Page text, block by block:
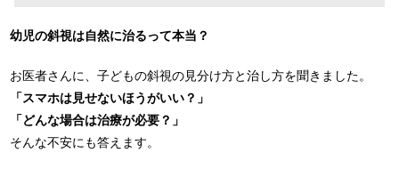
幼児の斜視は自然に治るって本当？
お医者さんに、子どもの斜視の見分け方と治し方を聞きました。
「スマホは見せないほうがいい？」
「どんな場合は治療が必要？」
そんな不安にも答えます。